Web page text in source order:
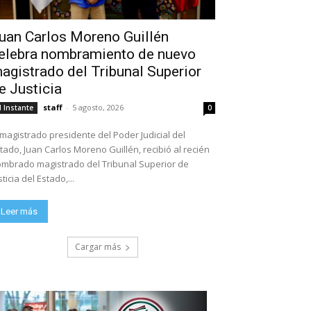
Carlos Moreno Guillén
nombramiento de nuevo
del Tribunal Superior
Justicia
Instante staff - 5 agosto, 2026 0
presidente del Poder Judicial del
Juan Carlos Moreno Guillén, recibió al recién
magistrado del Tribunal Superior de
del Estado,...
Leer más
Cargar más